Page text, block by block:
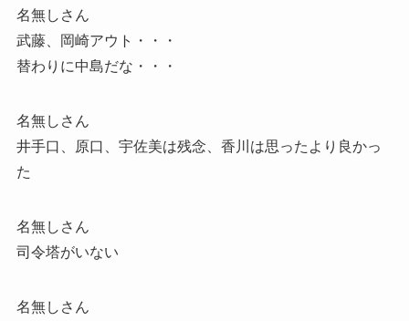
名無しさん
武藤、岡崎アウト・・・
替わりに中島だな・・・
名無しさん
井手口、原口、宇佐美は残念、香川は思ったより良かっ
た
名無しさん
司令塔がいない
名無しさん